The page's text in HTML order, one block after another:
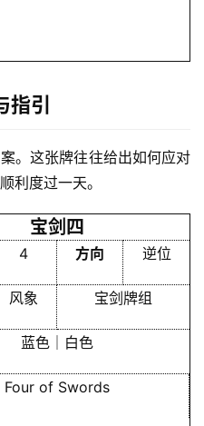
指引
。这张牌往往给出如何应对
利度过一天。
宝剑四
4 方向 逆位
风象 宝剑牌组
蓝色｜白色
Four of Swords